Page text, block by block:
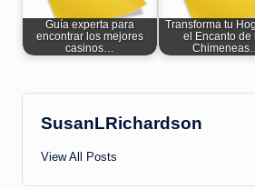
Guía experta para
encontrar los mejores
casinos…
Transforma tu
el Encanto de
Chimeneas…
SusanLRichardson
View All Posts